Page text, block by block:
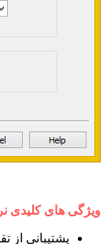
ویژگی های کلیدی
پشتیبانی از